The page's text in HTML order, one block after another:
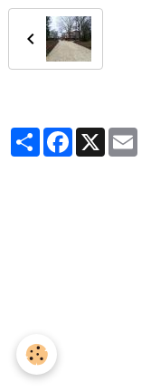
PartagerFacebook
X